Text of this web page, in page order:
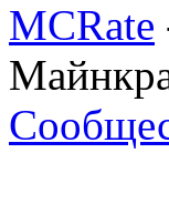
MCRate